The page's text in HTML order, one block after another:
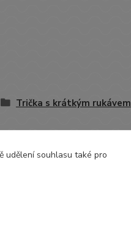
Trička s krátkým rukávem
udělení souhlasu také pro